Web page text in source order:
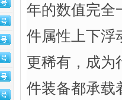
年的数值完全
件属性上下浮
更稀有，成为
件装备都承